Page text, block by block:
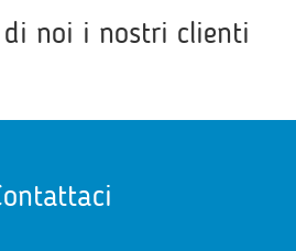
di noi i nostri clienti